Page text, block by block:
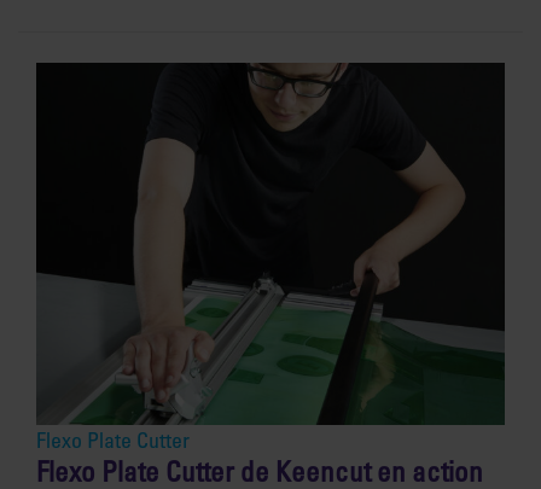
Flexo Plate Cutter
Flexo Plate Cutter de Keencut en action